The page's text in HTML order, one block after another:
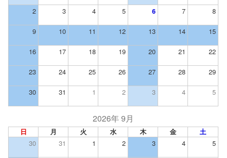
2 3 4 5 6 7 8
9 10 11 12 13 14 15
16 17 18 19 20 21 22
23 24 25 26 27 28 29
30 31 1 2 3 4 5
2026年 9月
日 月 火 水 木 金 土
30 31 1 2 3 4 5